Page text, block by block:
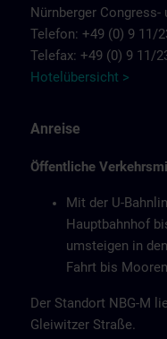
Nürnberger
Telefon: +49 (0) 9 11/
Telefax: +49 (0) 9 11/
Hotelübersicht >
Anreise
Öffentliche
Mit der U-
Hauptbahnhof
umsteigen in
Fahrt bis
Der Standort NBG-M
Gleiwitzer Straße.